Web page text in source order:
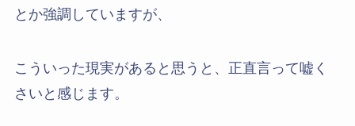
とか強調していますが、
こういった現実があると思うと、正直言って嘘く
さいと感じます。